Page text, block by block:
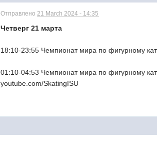
Отправлено21 March 2024 - 14:35
Четверг 21 марта
18:10-23:55 Чемпионат мира по фигурному
01:10-04:53 Чемпионат мира по фигурному
youtube.com/SkatingISU